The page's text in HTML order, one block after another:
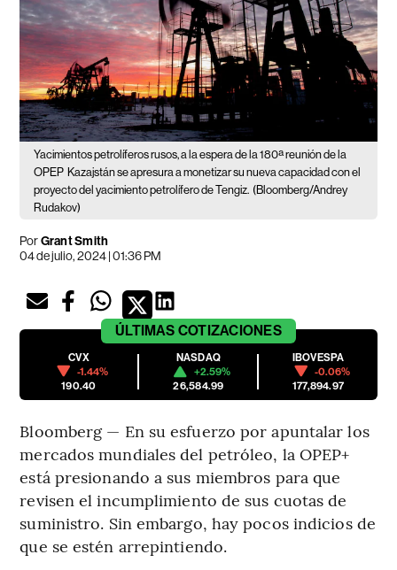
Yacimientos petrolíferos rusos, a la espera de la 180ª reunión de la
OPEP Kazajstán se apresura a monetizar su nueva capacidad con el
proyecto del yacimiento petrolífero de Tengiz. (Bloomberg/Andrey
Rudakov)
PorGrant Smith
04 de julio, 2024 | 01:36 PM
ÚLTIMAS COTIZACIONES
CVX
-1.44%
190.40
NASDAQ
+2.59%
26,584.99
IBOVESPA
-0.06%
177,894.97
Bloomberg — En su esfuerzo por apuntalar los
mercados mundiales del petróleo, la OPEP+
está presionando a sus miembros para que
revisen el incumplimiento de sus cuotas de
suministro. Sin embargo, hay pocos indicios de
que se estén arrepintiendo.